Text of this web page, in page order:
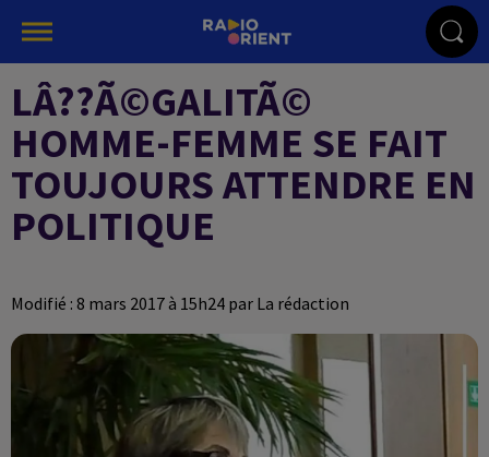
LÂ??Ã©GALITÃ©
HOMME-FEMME SE FAIT
TOUJOURS ATTENDRE EN
POLITIQUE
Modifié : 8 mars 2017 à 15h24 par La rédaction